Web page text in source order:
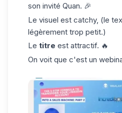
son invité Quan. 🎉
Le visuel est catchy, (le
légèrement trop petit.)
Le titre est attractif. 🔥
On voit que c'est un